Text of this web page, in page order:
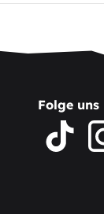
Folge uns